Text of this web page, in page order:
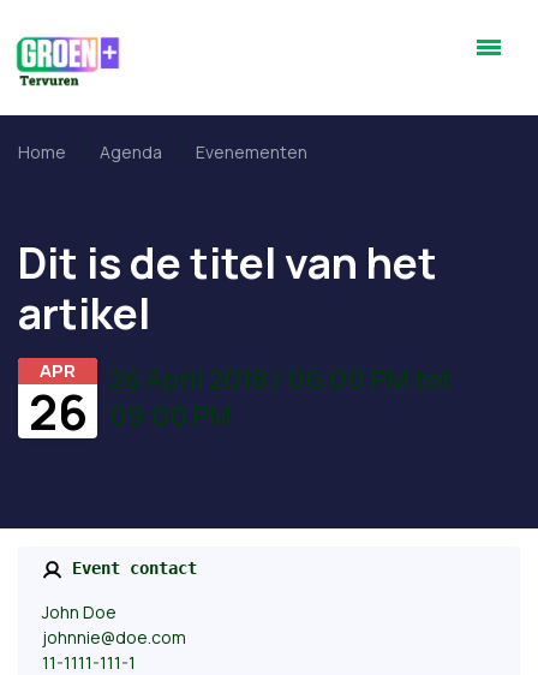
Home Agenda Evenementen
Dit is de titel van het
artikel
APR
26
26 April 2018 / 06:00 PM tot
09:00 PM
Event contact
John Doe
johnnie@doe.com
11-1111-111-1